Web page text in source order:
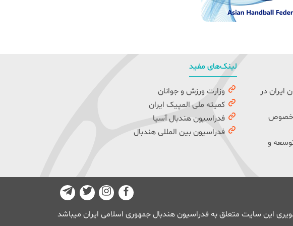
ایران در
خصوص
و
لینک‌های مفید
وزارت ورزش و جوانان
کمیته ملی المپیک ایران
فدراسیون هندبال آسیا
فدراسیون بین المللی هندبال
این سایت متعلق به فدراسیون هندبال جمهوری اسلامی ایران میباشد